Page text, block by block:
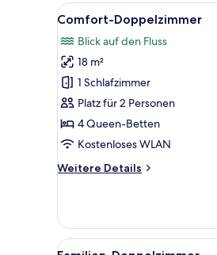
Alle
Fotos
für
Comfort-
Doppelzimmer
anzeigen
7
Comfort-Doppelzimmer
Blick auf den Fluss
18 m²
1 Schlafzimmer
Platz für 2 Personen
4 Queen-Betten
Kostenloses WLAN
Weitere Details
Weitere
Doppelzimmer
Alle